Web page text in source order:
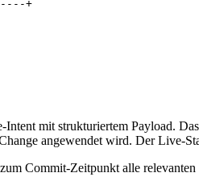
+
mit strukturiertem Payload.
angewendet wird. Der Live-
Commit-Zeitpunkt alle relevanten